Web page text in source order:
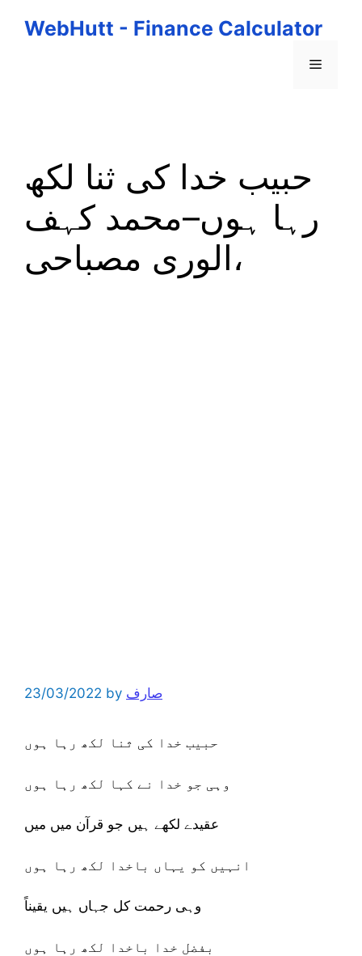
WebHutt - Finance Calculator
Menu
حبیب خدا کی ثنا لکھ
رہا ہوں–محمد کہف
الوری مصباحی،
23/03/2022 by صارف
حبیب خدا کی ثنا لکھ رہا ہوں
وہی جو خدا نے کہا لکھ رہا ہوں
عقیدے لکھے ہیں جو قرآن میں میں
انہیں کو یہاں باخدا لکھ رہا ہوں
وہی رحمت کل جہاں ہیں یقیناً
بفضل خدا باخدا لکھ رہا ہوں